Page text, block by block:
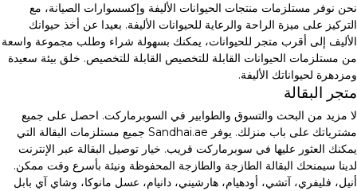
نحن نوفر مستلزمات منتجات الحيوانات الأليفة وإكسسوارات الصيانة، مع
التركيز على ميزة الراحة والرعاية للحيوانات الأليفة. بعيدا عن أخذ حيوانك
الأليف إلى أقرب متجر للحيوانات، يمكنك بسهولة شراء وطلب مجموعة واسعة
من مستلزمات الحيوانات القابلة للتخصيص القابلة للتخصيص. خلق بيئة سعيدة
ومزدهرة لحيواناتك الأليفة.
متجر البقالة
لا مزيد من البحث والتسوق والطوابير في السوبرماركت. احصل على جميع
مشترياتك على باب منزلك. يوفر Sandhai.ae جميع مستلزمات البقالة التي
يمكنك العثور عليها في سوبرماركت قريب. خيار توصيل البقالة عبر الإنترنت
لدينا سيمنحك البقالة الطازجة والطازجة المحفوظة ونيئة بأسرع وقت ممكن.
أنيل، فليفري، آتشي، أودهيام، هارشيني، دانيام، عسل مانوكا، وشاي آي بابل